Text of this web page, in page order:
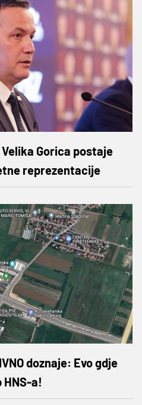
Velika Gorica postaje
reprezentacije
doznaje: Evo gdje
a!